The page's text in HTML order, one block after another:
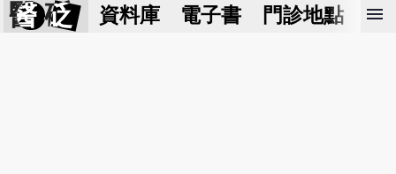
醫 砭 資料庫 電子書 門診地點 預
menu